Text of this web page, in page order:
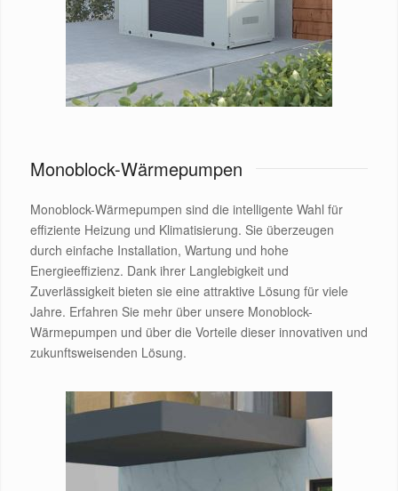
Monoblock-Wärmepumpen
Monoblock-Wärmepumpen sind die intelligente Wahl für
effiziente Heizung und Klimatisierung. Sie überzeugen
durch einfache Installation, Wartung und hohe
Energieeffizienz. Dank ihrer Langlebigkeit und
Zuverlässigkeit bieten sie eine attraktive Lösung für viele
Jahre. Erfahren Sie mehr über unsere Monoblock-
Wärmepumpen und über die Vorteile dieser innovativen und
zukunftsweisenden Lösung.